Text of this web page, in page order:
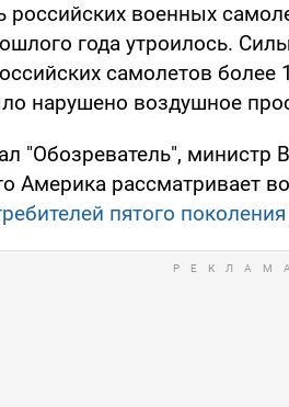
российских военных
года утроилось.
самолетов
нарушено воздушное
"Обозреватель",
Америка рассматривает
пятого поколения